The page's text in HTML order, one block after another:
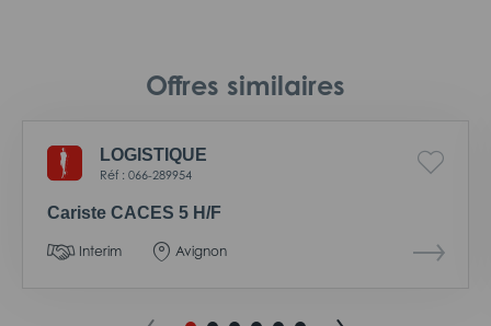
Offres similaires
LOGISTIQUE
Réf : 066-289954
Cariste CACES 5 H/F
Interim Avignon